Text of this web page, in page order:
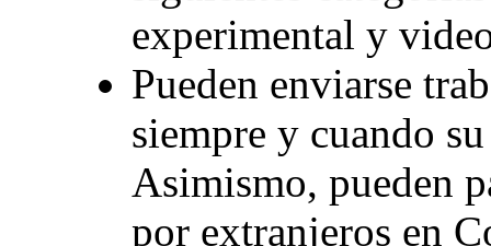
experimental y
Pueden enviarse
siempre y cuando
Asimismo, pueden
por extranjeros en